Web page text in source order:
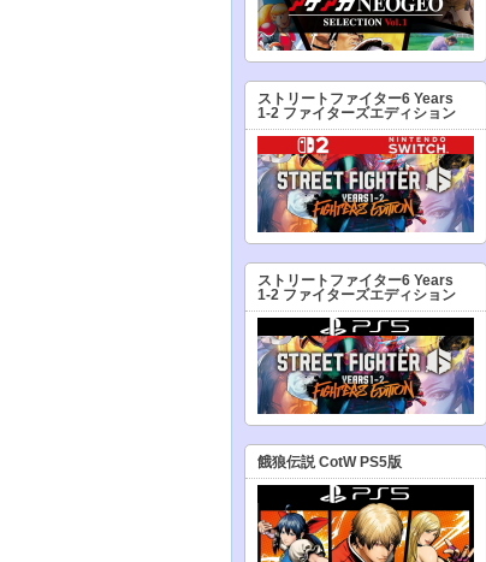
ストリートファイター6 Years
1-2 ファイターズエディション
ストリートファイター6 Years
1-2 ファイターズエディション
餓狼伝説 CotW PS5版